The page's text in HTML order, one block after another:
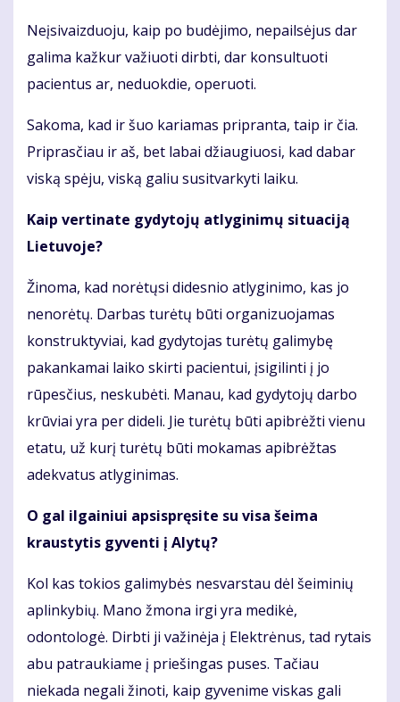
Neįsivaizduoju, kaip po budėjimo, nepailsėjus dar
galima kažkur važiuoti dirbti, dar konsultuoti
pacientus ar, neduokdie, operuoti.
Sakoma, kad ir šuo kariamas pripranta, taip ir čia.
Priprasčiau ir aš, bet labai džiaugiuosi, kad dabar
viską spėju, viską galiu susitvarkyti laiku.
Kaip vertinate gydytojų atlyginimų situaciją
Lietuvoje?
Žinoma, kad norėtųsi didesnio atlyginimo, kas jo
nenorėtų. Darbas turėtų būti organizuojamas
konstruktyviai, kad gydytojas turėtų galimybę
pakankamai laiko skirti pacientui, įsigilinti į jo
rūpesčius, neskubėti. Manau, kad gydytojų darbo
krūviai yra per dideli. Jie turėtų būti apibrėžti vienu
etatu, už kurį turėtų būti mokamas apibrėžtas
adekvatus atlyginimas.
O gal ilgainiui apsispręsite su visa šeima
kraustytis gyventi į Alytų?
Kol kas tokios galimybės nesvarstau dėl šeiminių
aplinkybių. Mano žmona irgi yra medikė,
odontologė. Dirbti ji važinėja į Elektrėnus, tad rytais
abu patraukiame į priešingas puses. Tačiau
niekada negali žinoti, kaip gyvenime viskas gali